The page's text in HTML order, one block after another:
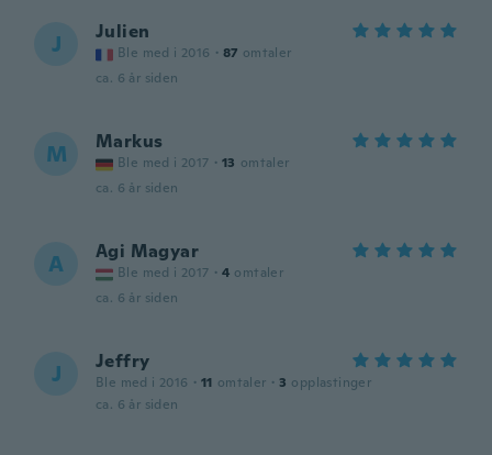
J Julien
Ble med i 2016 · 87 omtaler
ca. 6 år siden
M Markus
Ble med i 2017 · 13 omtaler
ca. 6 år siden
A Agi Magyar
Ble med i 2017 · 4 omtaler
ca. 6 år siden
J Jeffry
Ble med i 2016 · 11 omtaler · 3 opplastinger
ca. 6 år siden